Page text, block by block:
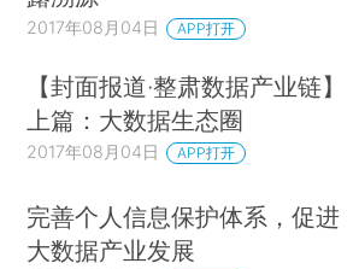
2017年08月04日 APP打开
【封面报道·整肃数据产业链】
上篇：大数据生态圈
2017年08月04日 APP打开
完善个人信息保护体系，促进
大数据产业发展